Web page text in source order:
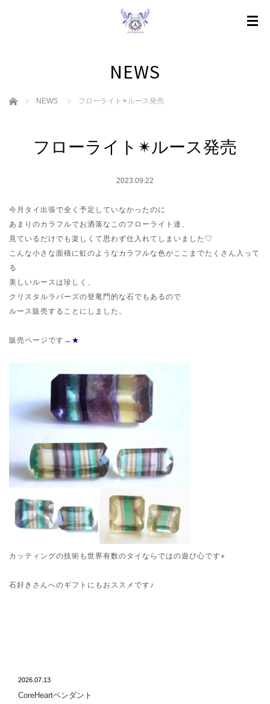
NEWS
ホーム NEWS フローライト✴︎ルース発売
フローライト✴︎ルース発売
2023.09.22
今月タイ出張で全く予定していなかったのに
あまりのカラフルでお洒落なこのフローライト達、
見ているだけでも楽しくて思わず仕入れてしまいました♡
こんな小さな面積に虹のようなカラフルな色がここまでたくさん入って
る
美しいルースは珍しく、
クリスタルラバーズの登竜門的な石でもあるので
ルース販売することにしました。
販売ページです→ ★
カッティングの技術も世界有数のタイならではの遊び心です⭐︎
石好きさんへのギフトにもおススメです♪
2026.07.13
CoreHeartペンダント